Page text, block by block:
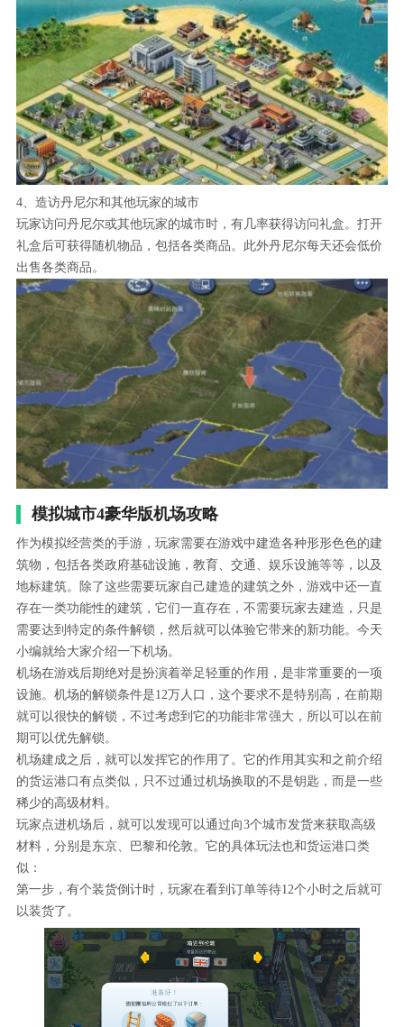
4、造访丹尼尔和其他玩家的城市
玩家访问丹尼尔或其他玩家的城市时，有几率获得访问礼盒。打开
礼盒后可获得随机物品，包括各类商品。此外丹尼尔每天还会低价
出售各类商品。
模拟城市4豪华版机场攻略
作为模拟经营类的手游，玩家需要在游戏中建造各种形形色色的建
筑物，包括各类政府基础设施，教育、交通、娱乐设施等等，以及
地标建筑。除了这些需要玩家自己建造的建筑之外，游戏中还一直
存在一类功能性的建筑，它们一直存在，不需要玩家去建造，只是
需要达到特定的条件解锁，然后就可以体验它带来的新功能。今天
小编就给大家介绍一下机场。
机场在游戏后期绝对是扮演着举足轻重的作用，是非常重要的一项
设施。机场的解锁条件是12万人口，这个要求不是特别高，在前期
就可以很快的解锁，不过考虑到它的功能非常强大，所以可以在前
期可以优先解锁。
机场建成之后，就可以发挥它的作用了。它的作用其实和之前介绍
的货运港口有点类似，只不过通过机场换取的不是钥匙，而是一些
稀少的高级材料。
玩家点进机场后，就可以发现可以通过向3个城市发货来获取高级
材料，分别是东京、巴黎和伦敦。它的具体玩法也和货运港口类
似：
第一步，有个装货倒计时，玩家在看到订单等待12个小时之后就可
以装货了。